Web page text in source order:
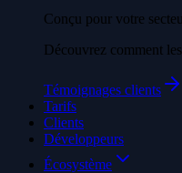
Conçu pour votre
Découvrez comment
Témoignages clients
Tarifs
Clients
Développeurs
Écosystème